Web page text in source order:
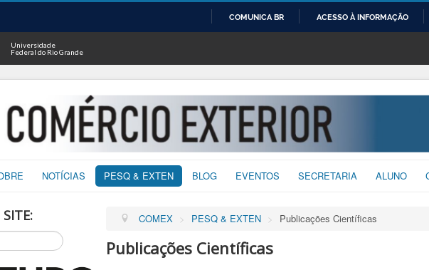
O
CONTEÚDO
COMUNICA BR ACESSO À INFORMAÇÃO
Universidade
Federal do Rio Grande
NOTÍCIAS PESQ & EXTEN BLOG EVENTOS SECRETARIA ALUNO
COMEX > PESQ & EXTEN > Publicações Científicas
Publicações Científicas